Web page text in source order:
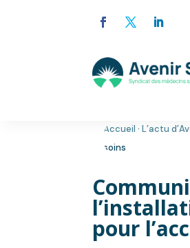
Accueil ·L’actu
soins
pour